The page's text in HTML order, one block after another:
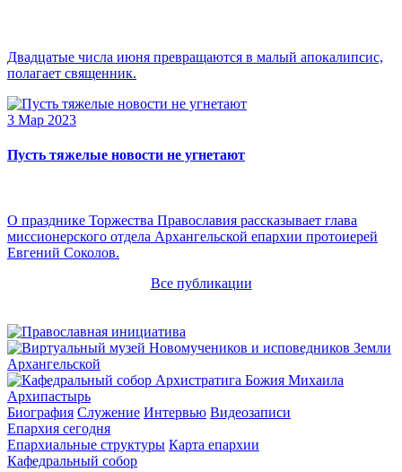
Двадцатые числа июня превращаются в малый апокалипсис,
полагает священник.
3 Мар 2023
Пусть тяжелые новости не угнетают
О празднике Торжества Православия рассказывает глава
миссионерского отдела Архангельской епархии протоиерей
Евгений Соколов.
Все публикации
Архипастырь
Биография Служение Интервью Видеозаписи
Епархия сегодня
Епархиальные структуры Карта епархии
Кафедральный собор